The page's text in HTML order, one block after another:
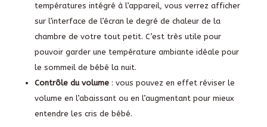
températures intégré à l’appareil, vous verrez afficher
sur l’interface de l’écran le degré de chaleur de la
chambre de votre tout petit. C’est très utile pour
pouvoir garder une température ambiante idéale pour
le sommeil de bébé la nuit.
Contrôle du volume: vous pouvez en effet réviser le
volume en l’abaissant ou en l’augmentant pour mieux
entendre les cris de bébé.